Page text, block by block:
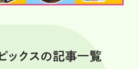
ックスの記事一覧